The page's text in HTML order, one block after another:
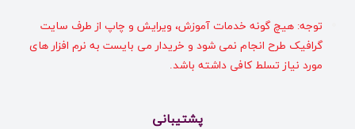
توجه: هیچ گونه خدمات آموزش، ویرایش و چاپ از طرف سایت
گرافیک طرح انجام نمی شود و خریدار می بایست به نرم افزار های
مورد نیاز تسلط کافی داشته باشد.
پشتیبانی